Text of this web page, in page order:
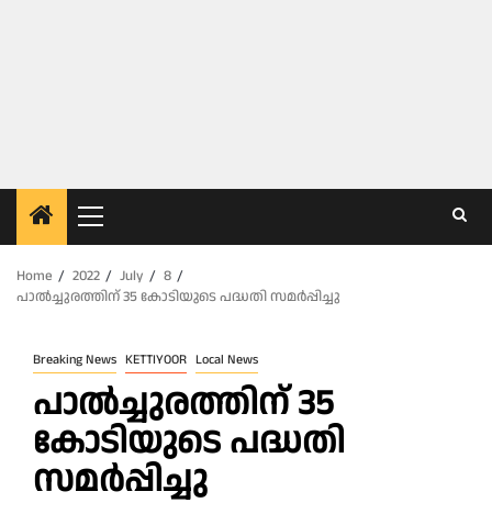
Primary
Menu
Home
2022 July
8
പാൽച്ചുരത്തിന് 35 കോടിയുടെ പദ്ധതി സമർപ്പിച്ചു
Breaking News KETTIYOOR Local News
പാൽച്ചുരത്തിന് 35
കോടിയുടെ പദ്ധതി
സമർപ്പിച്ചു